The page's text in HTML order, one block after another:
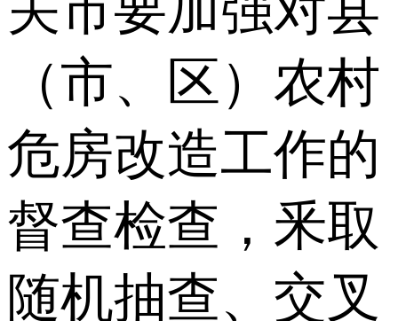
（市、区）农村
危房改造工作的
督查检查，釆取
随机抽查、交叉